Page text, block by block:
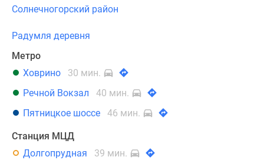
Солнечногорский район
Радумля деревня
Метро
Ховрино
30 мин.
Речной Вокзал
40 мин.
Пятницкое шоссе
46 мин.
Станция МЦД
Долгопрудная
39 мин.